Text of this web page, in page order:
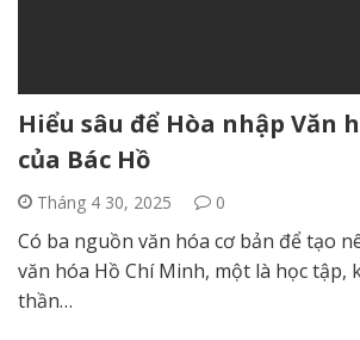
Hiểu sâu để Hòa nhập Văn
của Bác Hồ
Tháng 4 30, 2025 0
Có ba nguồn văn hóa cơ bản để tạo
văn hóa Hồ Chí Minh, một là học tập,
thần…